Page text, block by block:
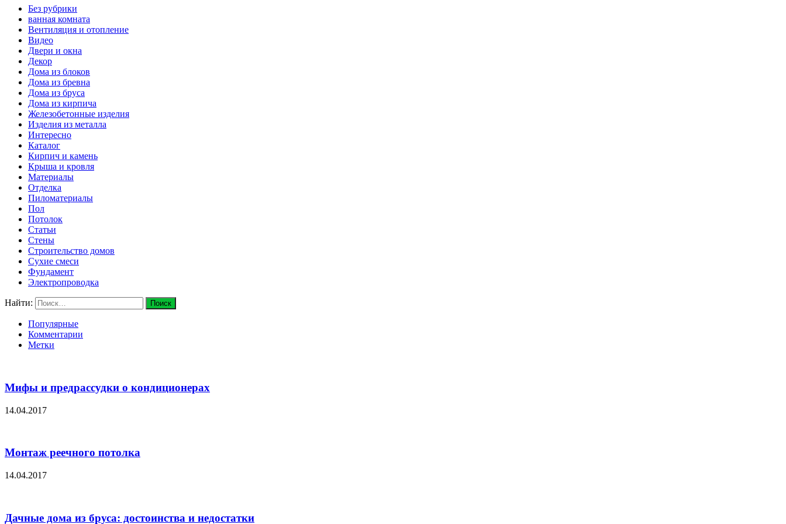
Без рубрики
ванная комната
Вентиляция и отопление
Видео
Двери и окна
Декор
Дома из блоков
Дома из бревна
Дома из бруса
Дома из кирпича
Железобетонные изделия
Изделия из металла
Интересно
Каталог
Кирпич и камень
Крыша и кровля
Материалы
Отделка
Пиломатериалы
Пол
Потолок
Статьи
Стены
Строительство домов
Сухие смеси
Фундамент
Электропроводка
Найти:
Популярные
Комментарии
Метки
Мифы и предрассудки о кондиционерах
14.04.2017
Монтаж реечного потолка
14.04.2017
Дачные дома из бруса: достоинства и недостатки